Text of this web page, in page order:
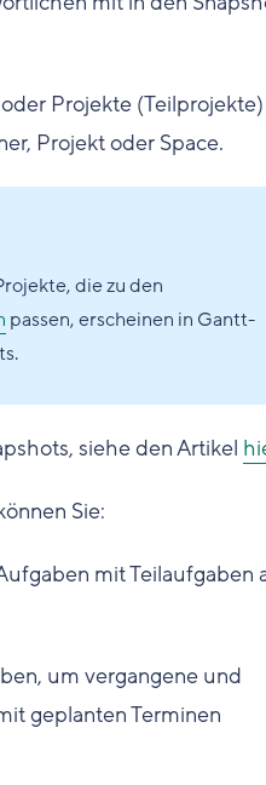
Projekte
Projekt oder Space.
die zu den
passen, erscheinen in Gantt-
siehe den Artikel
Sie:
mit Teilaufgaben
um vergangene und
geplanten Terminen